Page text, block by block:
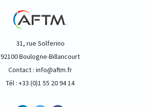
31, rue Solferino
92100 Boulogne-Billancourt
Contact : info@aftm.fr
Tél : +33 (0)1 55 20 94 14